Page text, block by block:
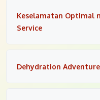
Keselamatan Optimal
Service
Dehydration